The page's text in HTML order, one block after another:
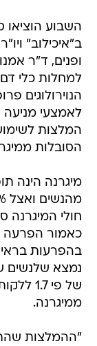
השבוע הוציאו
ב"איכילוב"
ופנים, ד"ר
למחלות כלי דם
הנוירולוגים
לאמצעי מניעה
המלצות
הסובלות
חולי המיגרנה
כאמור הפרעה
בהפרעות
נמצא שלנשים
של פי
ממיגרנה.
"ההמלצות